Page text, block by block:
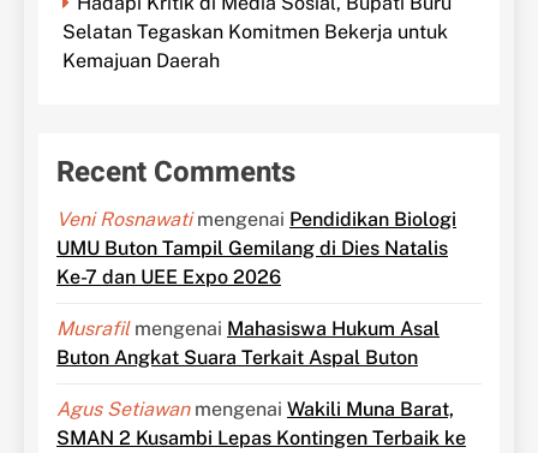
Selatan Tegaskan Komitmen Bekerja untuk
Kemajuan Daerah
Recent Comments
Veni Rosnawatimengenai Pendidikan Biologi
UMU Buton Tampil Gemilang di Dies Natalis
Ke-7 dan UEE Expo 2026
Musrafilmengenai Mahasiswa Hukum Asal
Buton Angkat Suara Terkait Aspal Buton
Agus Setiawanmengenai Wakili Muna Barat,
SMAN 2 Kusambi Lepas Kontingen Terbaik ke